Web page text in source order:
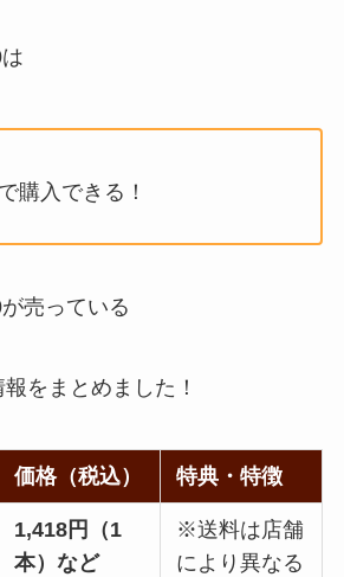
は
購入できる！
が売っている
をまとめました！
価格（税込） 特典・特徴
1,418円（1
本）など
※送料は店舗
により異なる